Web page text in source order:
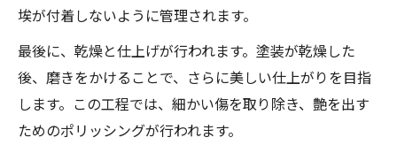
埃が付着しないように管理されます。
最後に、乾燥と仕上げが行われます。塗装が乾燥した
後、磨きをかけることで、さらに美しい仕上がりを目指
します。この工程では、細かい傷を取り除き、艶を出す
ためのポリッシングが行われます。